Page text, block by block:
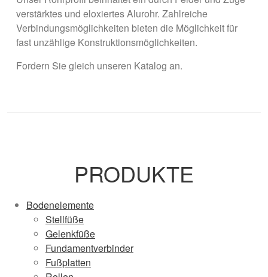
verstärktes und eloxiertes Alurohr. Zahlreiche
Verbindungsmöglichkeiten bieten die Möglichkeit für
fast unzählige Konstruktionsmöglichkeiten.
Fordern Sie gleich unseren Katalog an.
PRODUKTE
Bodenelemente
Stellfüße
Gelenkfüße
Fundamentverbinder
Fußplatten